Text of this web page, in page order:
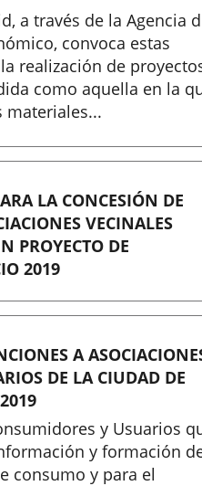
a través de la Agencia
convoca estas
realización de
como aquella en la
materiales...
LA CONCESIÓN DE
VECINALES
PROYECTO DE
2019
A
DE LA CIUDAD DE
y Usuarios
y formación
consumo y para el